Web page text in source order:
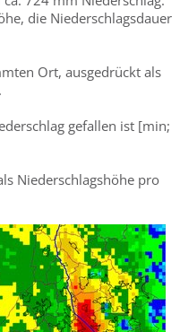
die Niederschlagsdauer
Ort, ausgedrückt als
gefallen ist [min;
Niederschlagshöhe pro